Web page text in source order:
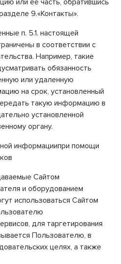
или её часть, обратившись
9.«Контакты».
п. 5.1. настоящей
в соответствии с
Например, такие
обязанность
или удаленную
на срок, установленный
такую информацию в
установленной
органу.
информациипри помощи
Сайтом
и оборудованием
использоваться Сайтом
для таргетирования
Пользователю, в
целях, а также